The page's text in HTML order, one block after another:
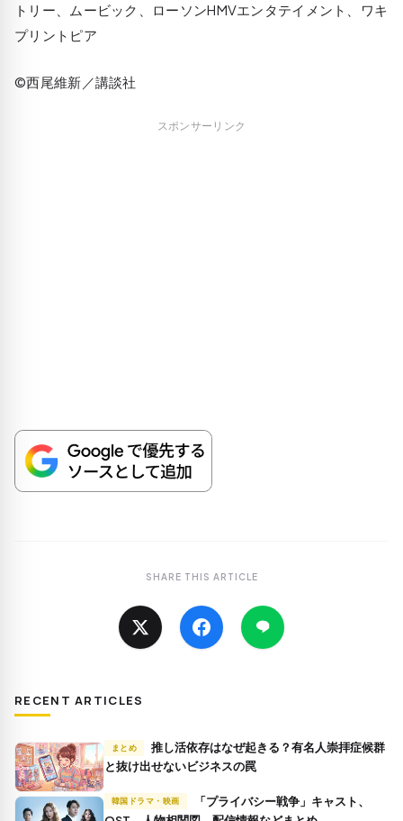
トリー、ムービック、ローソンHMVエンタテイメント、ワキ
プリントピア
©西尾維新／講談社
スポンサーリンク
SHARE THIS ARTICLE
RECENT ARTICLES
まとめ
推し活依存はなぜ起きる？有名人崇拝症候群
と抜け出せないビジネスの罠
韓国ドラマ・映画